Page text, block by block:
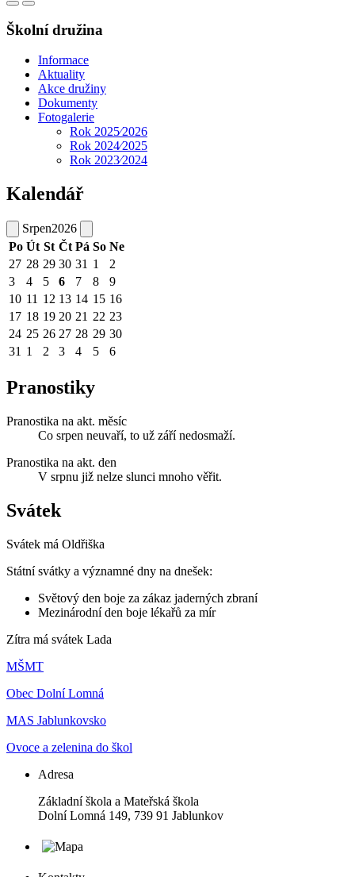
Školní družina
Informace
Aktuality
Akce družiny
Dokumenty
Fotogalerie
Rok 2025⁄2026
Rok 2024⁄2025
Rok 2023⁄2024
Kalendář
Srpen2026
Po Út St Čt Pá So Ne
27 28 29 30 31 1
2
3
4 5 6 7 8
9
10 11 12 13 14 15 16
17 18 19 20 21 22 23
24 25 26 27 28 29 30
31 1 2 3 4 5 6
Pranostiky
Pranostika na akt. měsíc
Co srpen neuvaří, to už září nedosmaží.
Pranostika na akt. den
V srpnu již nelze slunci mnoho věřit.
Svátek
Svátek má Oldřiška
Státní svátky a významné dny na dnešek:
Světový den boje za zákaz jaderných zbraní
Mezinárodní den boje lékařů za mír
Zítra má svátek Lada
MŠMT
Obec Dolní Lomná
MAS Jablunkovsko
Ovoce a zelenina do škol
Adresa
Základní škola a Mateřská škola
Dolní Lomná 149, 739 91 Jablunkov